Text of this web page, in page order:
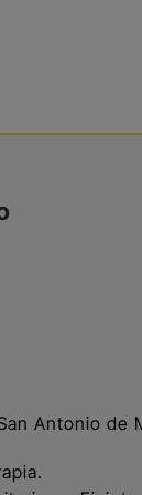
Antonio de